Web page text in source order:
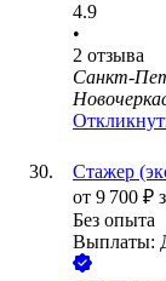
4.9
•
2 отзыва
Санкт-
Стажер
от 9 700 ₽
Без опыта
Выплаты: